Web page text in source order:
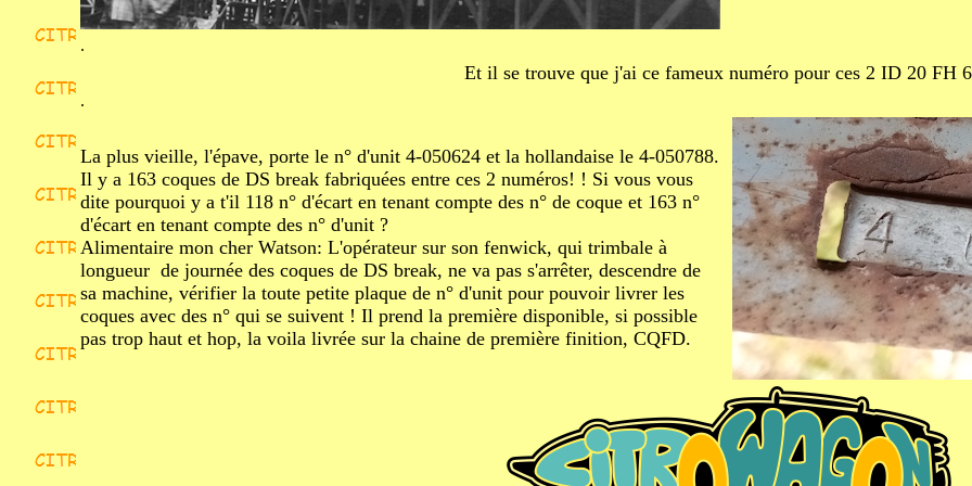
.
Et il se trouve que j'ai ce fameux numéro pour ces 2 ID 20 FH
.
La plus vieille, l'épave, porte le n° d'unit 4-050624 et la hollandaise le 4-050788.
Il y a 163 coques de DS break fabriquées entre ces 2 numéros! ! Si vous vous
dite pourquoi y a t'il 118 n° d'écart en tenant compte des n° de coque et 163 n°
d'écart en tenant compte des n° d'unit ?
Alimentaire mon cher Watson: L'opérateur sur son fenwick, qui trimbale à
longueur de journée des coques de DS break, ne va pas s'arrêter, descendre de
sa machine, vérifier la toute petite plaque de n° d'unit pour pouvoir livrer les
coques avec des n° qui se suivent ! Il prend la première disponible, si possible
pas trop haut et hop, la voila livrée sur la chaine de première finition, CQFD.